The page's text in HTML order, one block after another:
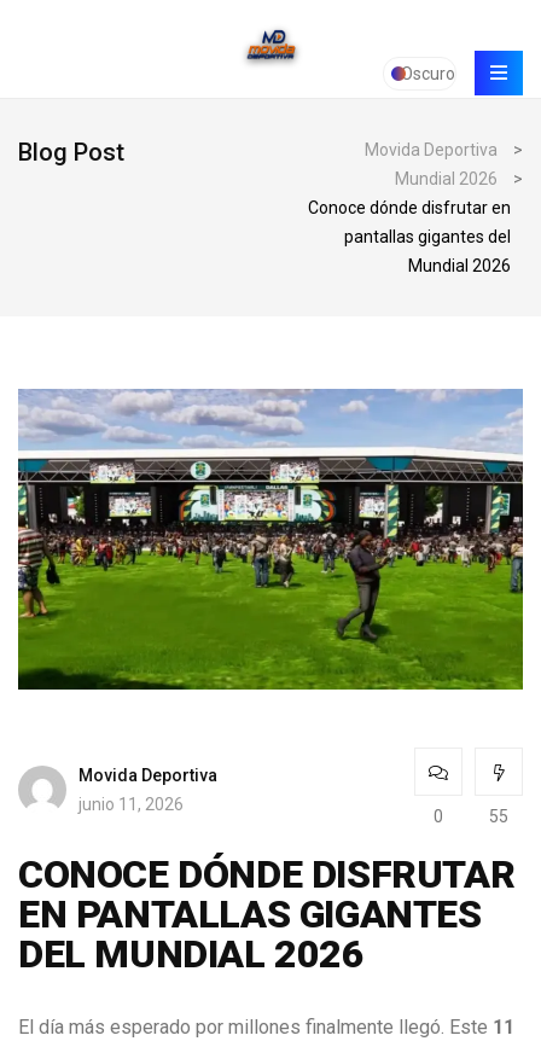
Oscuro
Blog Post Movida Deportiva
>
Mundial 2026
>
Conoce dónde disfrutar en
pantallas gigantes del
Mundial 2026
Movida Deportiva
junio 11, 2026
0 55
CONOCE DÓNDE DISFRUTAR
EN PANTALLAS GIGANTES
DEL MUNDIAL 2026
El día más esperado por millones finalmente llegó. Este 11